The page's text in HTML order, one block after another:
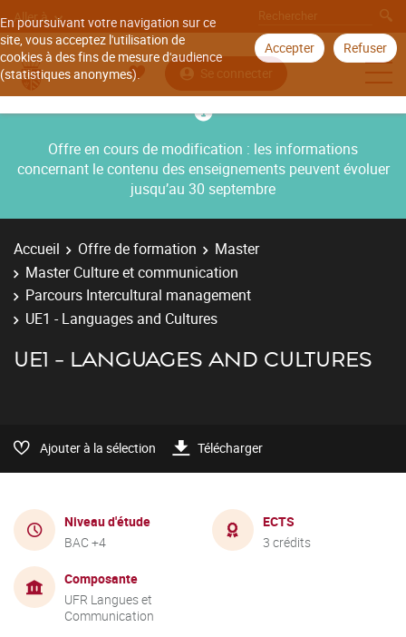
En poursuivant votre navigation sur ce
site, vous acceptez l'utilisation de
cookies à des fins de mesure d'audience
(statistiques anonymes).
Accepter Refuser
Aller à
Se connecter
Offre en cours de modification : les informations
concernant le contenu des enseignements peuvent évoluer
jusqu’au 30 septembre
Accueil Offre de formation
Master
Master Culture et communication
Parcours Intercultural management
UE1 - Languages and Cultures
UE1 - LANGUAGES AND CULTURES
Ajouter à la sélection Télécharger
Niveau d'étude
BAC +4
ECTS
3 crédits
Composante
UFR Langues et
Communication